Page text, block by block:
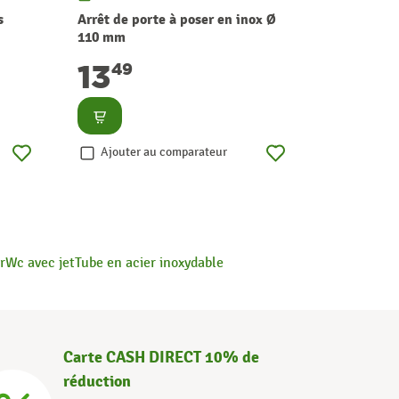
Arrêt de porte à poser en inox Ø
110 mm
1349
Consulter
Ajouter au comparateur
Wc avec jetTube en acier inoxydable
Carte CASH DIRECT 10% de
réduction